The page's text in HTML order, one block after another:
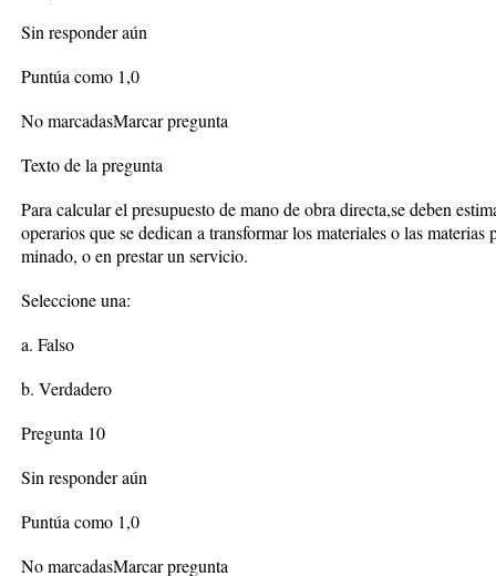
Sin responder aún
Puntúa como 1,0
No marcadasMarcar pregunta
Texto de la pregunta
Para calcular el presupuesto de mano de obra directa,se deben
operarios que se dedican a transformar los materiales o las
minado, o en prestar un servicio.
Seleccione una:
a. Falso
b. Verdadero
Pregunta 10
Sin responder aún
Puntúa como 1,0
No marcadasMarcar pregunta